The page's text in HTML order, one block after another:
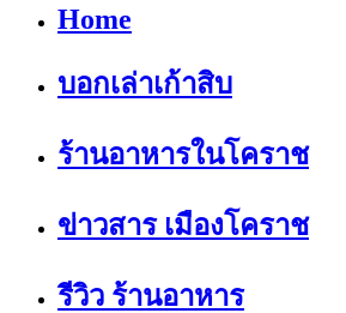
Home
บอกเล่าเก้าสิบ
ร้านอาหารในโคราช
ข่าวสาร เมืองโคราช
รีวิว ร้านอาหาร